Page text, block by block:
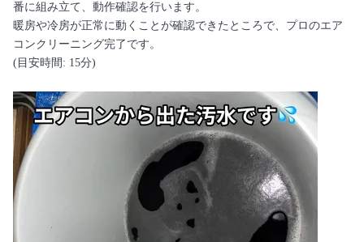
番に組み立て、動作確認を行います。
暖房や冷房が正常に動くことが確認できたところで、プロのエア
コンクリーニング完了です。
(目安時間: 15分)